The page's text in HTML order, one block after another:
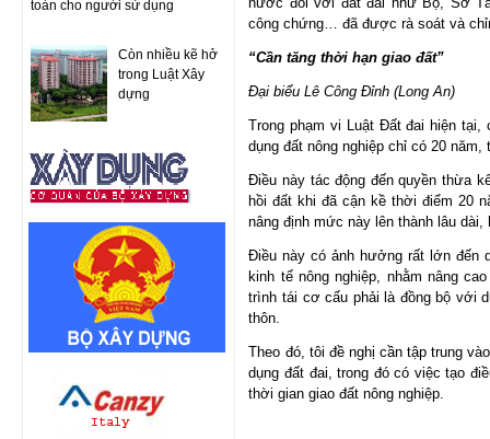
toàn cho người sử dụng
Còn nhiều kẽ hở
trong Luật Xây
dựng
công chứng… đã được rà soát và
“Cần tăng thời hạn giao đất”
Đại biểu Lê Công Đỉnh (Long An)
Trong phạm vi Luật Đất đai hiện
dụng đất nông nghiệp chỉ có 20
Điều này tác động đến quyền thừa
hồi đất khi đã cận kề thời điểm 20
nâng định mức này lên thành lâu
Điều này có ảnh hưởng rất lớn đến
kinh tế nông nghiệp, nhằm nâng
trình tái cơ cấu phải là đồng bộ với
thôn.
Theo đó, tôi đề nghị cần tập trung
dụng đất đai, trong đó có việc tạo
thời gian giao đất nông nghiệp.